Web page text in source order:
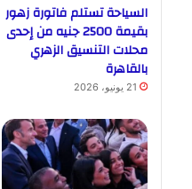
السياحة تستلم فاتورة زهور
بقيمة 2500 جنيه من إحدى
محلات التنسيق الزهري
بالقاهرة
21 يونيو، 2026